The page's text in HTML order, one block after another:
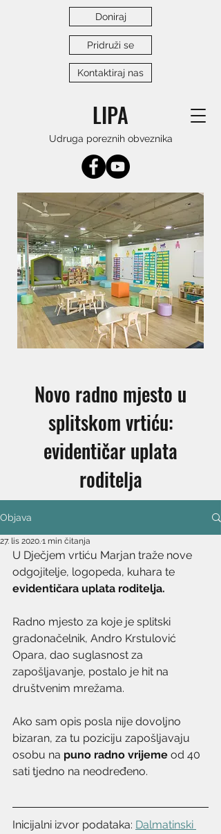
LIPA
Udruga poreznih obveznika
Doniraj
Pridruži se
Kontaktiraj nas
Novo radno mjesto u
splitskom vrtiću:
evidentičar uplata
roditelja
Objava
27. lis 2020.1 min čitanja
U Dječjem vrtiću Marjan traže nove
odgojitelje, logopeda, kuhara te
evidentičara uplata roditelja.
Radno mjesto za koje je splitski
gradonačelnik, Andro Krstulović
Opara, dao suglasnost za
zapošljavanje, postalo je hit na
društvenim mrežama.
Ako sam opis posla nije dovoljno
bizaran, za tu poziciju zapošljavaju
osobu na puno radno vrijeme od 40
sati tjedno na neodređeno.
Inicijalni izvor podataka: Dalmatinski